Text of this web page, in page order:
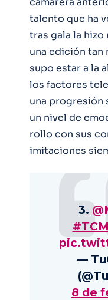
talento que ha
tras gala la
una edición tan
supo estar a la
los factores
una progresión
un nivel de
rollo con sus
imitaciones
3.
—
8 de